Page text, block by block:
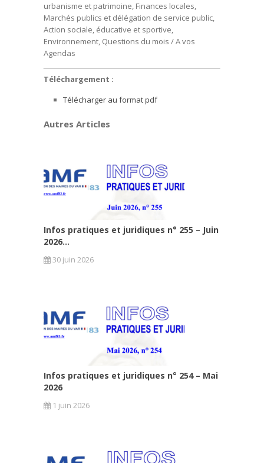
urbanisme et patrimoine, Finances locales,
Marchés publics et délégation de service public,
Action sociale, éducative et sportive,
Environnement, Questions du mois / A vos
Agendas
Téléchargement :
Télécharger au format pdf
Autres Articles
Infos pratiques et juridiques n° 255 – Juin
2026...
30 juin 2026
Infos pratiques et juridiques n° 254 – Mai
2026
1 juin 2026